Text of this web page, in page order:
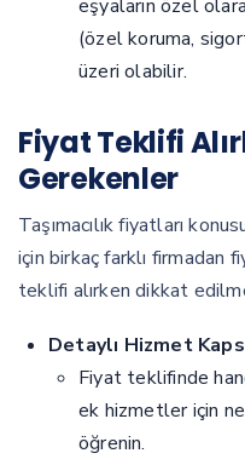
eşyaların özel
(özel koruma,
üzeri olabilir.
Fiyat Teklifi
Gerekenler
Taşımacılık fiyatları
için birkaç farklı
teklifi alırken dikkat
Detaylı Hizmet
Fiyat teklifinde
ek hizmetler için
öğrenin.